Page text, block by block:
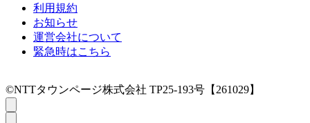
利用規約
お知らせ
運営会社について
緊急時はこちら
©NTTタウンページ株式会社 TP25-193号【261029】